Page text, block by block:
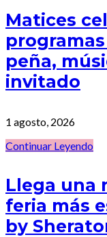
Matices
peña,
invitado
1 agosto, 2026
Continuar Leyendo
Llega una
feria más
by